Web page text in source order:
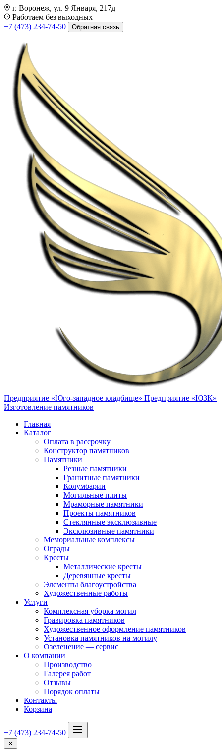
г. Воронеж, ул. 9 Января, 217д
Работаем без выходных
+7 (473) 234-74-50
Обратная связь
Предприятие «Юго-западное кладбище» Предприятие «ЮЗК»
Изготовление памятников
Главная
Каталог
Оплата в рассрочку
Конструктор памятников
Памятники
Резные памятники
Гранитные памятники
Колумбарии
Могильные плиты
Мраморные памятники
Проекты памятников
Стеклянные эксклюзивные
Эксклюзивные памятники
Мемориальные комплексы
Ограды
Кресты
Металлические кресты
Деревянные кресты
Элементы благоустройства
Художественные работы
Услуги
Комплексная уборка могил
Гравировка памятников
Художественное оформление памятников
Установка памятников на могилу
Озеленение — сервис
О компании
Производство
Галерея работ
Отзывы
Порядок оплаты
Контакты
Корзина
+7 (473) 234-74-50
✕